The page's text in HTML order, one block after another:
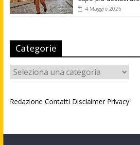
4 Maggio 2026
Categorie
Categorie
Redazione Contatti Disclaimer Privacy